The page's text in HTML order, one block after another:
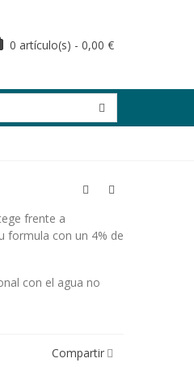
0 artículo(s) - 0,00 €
frente a
formula con un 4% de
con el agua no
Compartir